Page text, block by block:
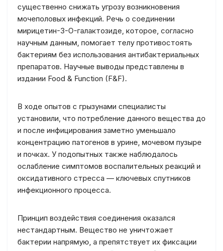
существенно снижать угрозу возникновения
мочеполовых инфекций. Речь о соединении
мирицетин-3-O-галактозиде, которое, согласно
научным данным, помогает телу противостоять
бактериям без использования антибактериальных
препаратов. Научные выводы представлены в
издании Food & Function (F&F).
В ходе опытов с грызунами специалисты
установили, что потребление данного вещества до
и после инфицирования заметно уменьшало
концентрацию патогенов в урине, мочевом пузыре
и почках. У подопытных также наблюдалось
ослабление симптомов воспалительных реакций и
оксидативного стресса — ключевых спутников
инфекционного процесса.
Принцип воздействия соединения оказался
нестандартным. Вещество не уничтожает
бактерии напрямую, а препятствует их фиксации